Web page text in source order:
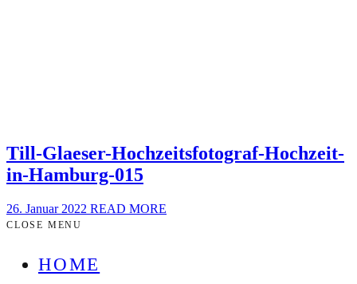
Till-Glaeser-Hochzeitsfotograf-Hochzeit-
in-Hamburg-015
26. Januar 2022 READ MORE
CLOSE MENU
HOME